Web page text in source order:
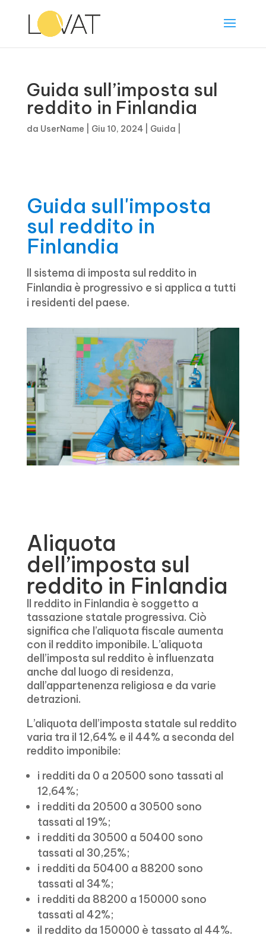
Guida sull’imposta sul
reddito in Finlandia
da UserName Giu 10, 2024| Guida
Guida sull'imposta
sul reddito in
Finlandia
Il sistema di imposta sul reddito in
Finlandia è progressivo e si applica a tutti
i residenti del paese.
Aliquota
dell’imposta sul
reddito in Finlandia
Il reddito in Finlandia è soggetto a
tassazione statale progressiva. Ciò
significa che l’aliquota fiscale aumenta
con il reddito imponibile. L’aliquota
dell’imposta sul reddito è influenzata
anche dal luogo di residenza,
dall’appartenenza religiosa e da varie
detrazioni.
L’aliquota dell’imposta statale sul reddito
varia tra il 12,64% e il 44% a seconda del
reddito imponibile:
i redditi da 0 a 20500 sono tassati al
12,64%;
i redditi da 20500 a 30500 sono
tassati al 19%;
i redditi da 30500 a 50400 sono
tassati al 30,25%;
i redditi da 50400 a 88200 sono
tassati al 34%;
i redditi da 88200 a 150000 sono
tassati al 42%;
il reddito da 150000 è tassato al 44%.